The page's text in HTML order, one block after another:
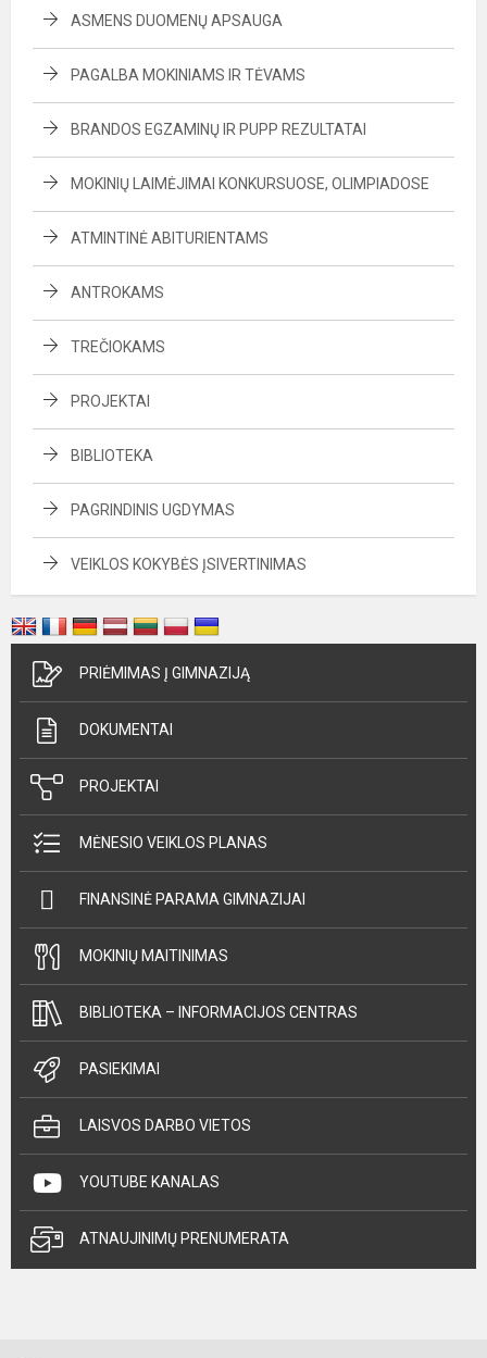
ASMENS DUOMENŲ APSAUGA
PAGALBA MOKINIAMS IR TĖVAMS
BRANDOS EGZAMINŲ IR PUPP REZULTATAI
MOKINIŲ LAIMĖJIMAI KONKURSUOSE, OLIMPIADOSE
ATMINTINĖ ABITURIENTAMS
ANTROKAMS
TREČIOKAMS
PROJEKTAI
BIBLIOTEKA
PAGRINDINIS UGDYMAS
VEIKLOS KOKYBĖS ĮSIVERTINIMAS
PRIĖMIMAS Į GIMNAZIJĄ
DOKUMENTAI
PROJEKTAI
MĖNESIO VEIKLOS PLANAS
FINANSINĖ PARAMA GIMNAZIJAI
MOKINIŲ MAITINIMAS
BIBLIOTEKA – INFORMACIJOS CENTRAS
PASIEKIMAI
LAISVOS DARBO VIETOS
YOUTUBE KANALAS
ATNAUJINIMŲ PRENUMERATA